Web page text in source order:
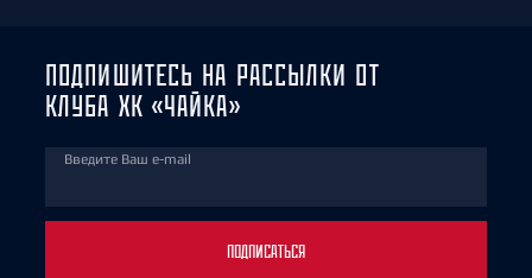
ПОДПИШИТЕСЬ НА РАССЫЛКИ ОТ
КЛУБА ХК «ЧАЙКА»
Введите Ваш e-mail
ПОДПИСАТЬСЯ